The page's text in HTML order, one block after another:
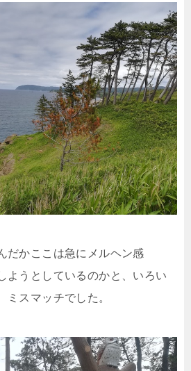
だかここは急にメルヘン感
ようとしているのかと、いろい
ミスマッチでした。